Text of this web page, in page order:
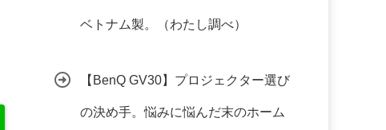
ベトナム製。（わたし調べ）
【BenQ GV30】プロジェクター選び
の決め手。悩みに悩んだ末のホーム